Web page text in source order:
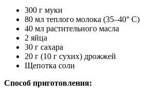
300 г муки
80 мл теплого молока (35–40° С)
40 мл растительного масла
2 яйца
30 г сахара
20 г (10 г сухих) дрожжей
Щепотка соли
Способ приготовления: